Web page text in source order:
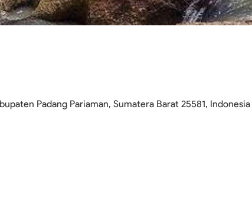
Padang Pariaman, Sumatera Barat 25581, Indonesia